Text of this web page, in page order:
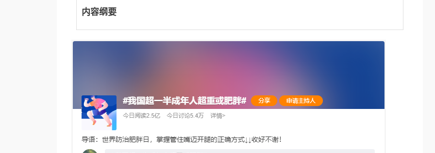
内容纲要